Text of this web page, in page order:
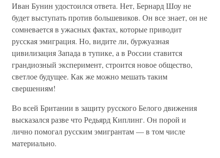
Иван Бунин удостоился ответа. Нет, Бернард Шоу не
будет выступать против большевиков. Он все знает, он не
сомневается в ужасных фактах, которые приводит
русская эмиграция. Но, видите ли, буржуазная
цивилизация Запада в тупике, а в России ставится
грандиозный эксперимент, строится новое общество,
светлое будущее. Как же можно мешать таким
свершениям!
Во всей Британии в защиту русского Белого движения
высказался разве что Редьярд Киплинг. Он порой и
лично помогал русским эмигрантам — в том числе
материально.